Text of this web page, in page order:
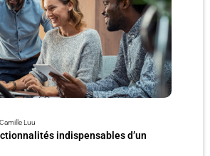
Camille Luu
indispensables d’un
e
e
e
e